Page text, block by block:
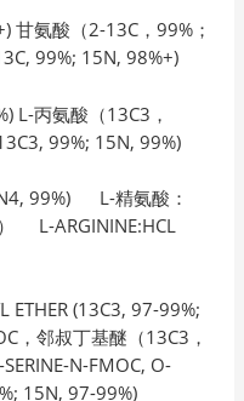
甘氨酸（2-13C，99%；
99%; 15N, 98%+)
L-丙氨酸（13C3，
99%; 15N, 99%)
99%) L-精氨酸：
L-ARGININE:HCL
ETHER (13C3, 97-99%;
邻叔丁基醚（13C3，
N-FMOC, O-
15N, 97-99%)